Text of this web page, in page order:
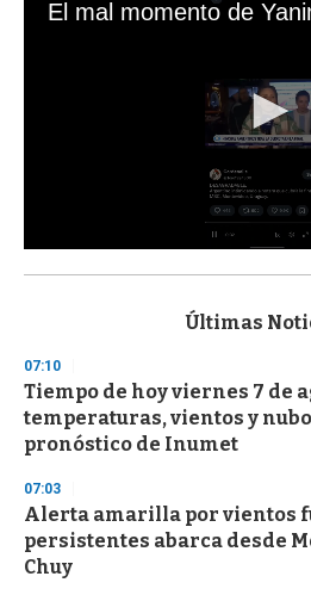
s
d
s
o
f
3
s
e
c
o
n
Últimas
07:10
Tiempo de hoy viernes 7 de
temperaturas, vientos y
pronóstico de Inumet
07:03
Alerta amarilla por vientos
persistentes abarca desde
Chuy